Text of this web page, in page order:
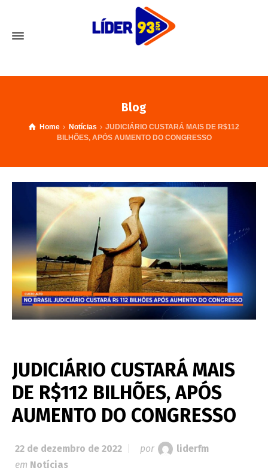
Blog
Home Notícias
JUDICIÁRIO CUSTARÁ MAIS DE R$112
BILHÕES, APÓS AUMENTO DO CONGRESSO
JUDICIÁRIO CUSTARÁ MAIS
DE R$112 BILHÕES, APÓS
AUMENTO DO CONGRESSO
22 de dezembro de 2022 por
liderfm
em Notícias